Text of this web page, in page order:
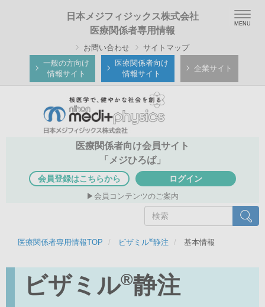
日本メジフィジックス株式会社
医療関係者専用情報
お問い合わせ
サイトマップ
一般の方向け
情報サイト
医療関係者向け
情報サイト
企業サイト
医療関係者向け会員サイト
「メジひろば」
会員登録はこちらから ログイン
会員コンテンツのご案内
索
検索
医療関係者専用情報TOP ビザミル®静注 基本情報
ビザミル®静注